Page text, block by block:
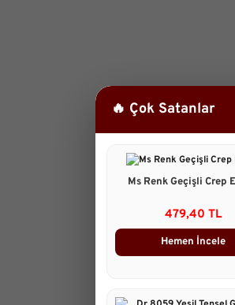
🔥 Çok Satanlar
Ms Renk Geçişli Crep
479,40 TL
Hemen İncele